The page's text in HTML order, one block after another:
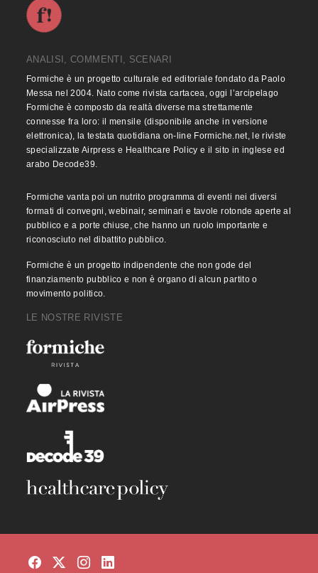
ANALISI, COMMENTI, SCENARI
Formiche è un progetto culturale ed editoriale fondato da Paolo
Messa nel 2004. Nato come rivista cartacea, oggi l’arcipelago
Formiche è composto da realtà diverse ma strettamente
connesse fra loro: il mensile (disponibile anche in versione
elettronica), la testata quotidiana on-line Formiche.net, le riviste
specializzate Airpress e Healthcare Policy e il sito in inglese ed
arabo Decode39.
Formiche vanta poi un nutrito programma di eventi nei diversi
formati di convegni, webinair, seminari e tavole rotonde aperte al
pubblico e a porte chiuse, che hanno un ruolo importante e
riconosciuto nel dibattito pubblico.
Formiche è un progetto indipendente che non gode del
finanziamento pubblico e non è organo di alcun partito o
movimento politico.
LE NOSTRE RIVISTE